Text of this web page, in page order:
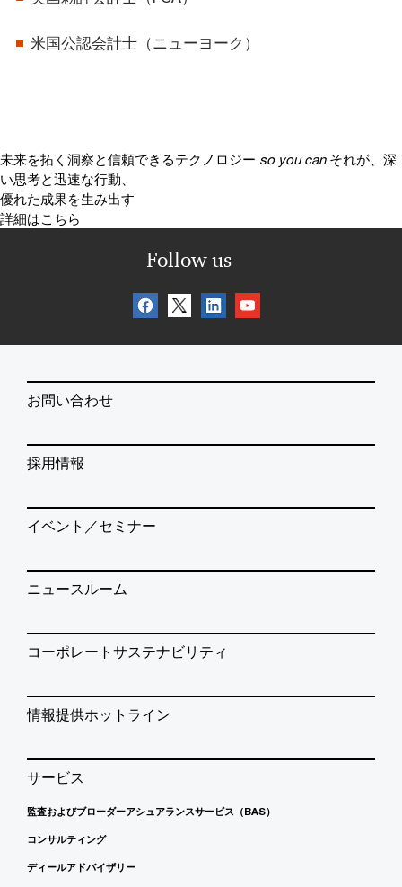
米国公認会計士（ニューヨーク）
未来を拓く洞察と信頼できるテクノロジー so you can それが、深
い思考と迅速な行動、
優れた成果を生み出す
詳細はこちら
Follow us
お問い合わせ
採用情報
イベント／セミナー
ニュースルーム
コーポレートサステナビリティ
情報提供ホットライン
サービス
監査およびブローダーアシュアランスサービス（BAS）
コンサルティング
ディールアドバイザリー